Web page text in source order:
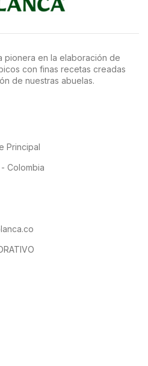
pionera en la elaboración de
con finas recetas creadas
de nuestras abuelas.
Principal
Colombia